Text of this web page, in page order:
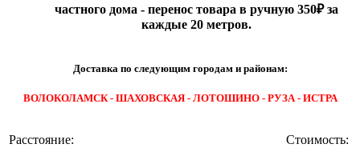
частного дома - перенос товара в ручную 350₽ за
каждые 20 метров.
Доставка по следующим городам и районам:
ВОЛОКОЛАМСК - ШАХОВСКАЯ - ЛОТОШИНО - РУЗА - ИСТРА
Расстояние: Стоимость: